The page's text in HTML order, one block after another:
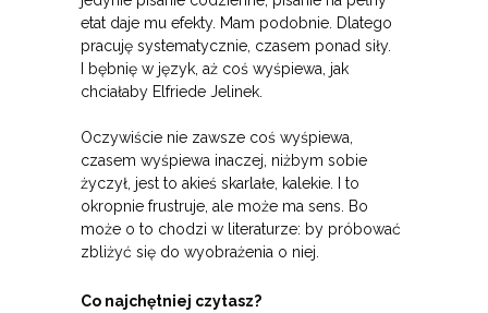
etat daje mu efekty. Mam podobnie. Dlatego
pracuję systematycznie, czasem ponad siły.
I bębnię w język, aż coś wyśpiewa, jak
chciałaby Elfriede Jelinek.
Oczywiście nie zawsze coś wyśpiewa,
czasem wyśpiewa inaczej, niżbym sobie
życzył, jest to akieś skarlałe, kalekie. I to
okropnie frustruje, ale może ma sens. Bo
może o to chodzi w literaturze: by próbować
zbliżyć się do wyobrażenia o niej.
Co najchętniej czytasz?